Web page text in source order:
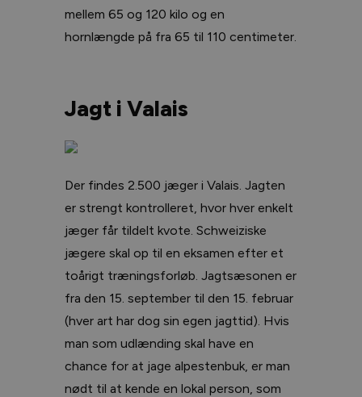
mellem 65 og 120 kilo og en
hornlængde på fra 65 til 110 centimeter.
Jagt i Valais
Der findes 2.500 jæger i Valais. Jagten
er strengt kontrolleret, hvor hver enkelt
jæger får tildelt kvote. Schweiziske
jægere skal op til en eksamen efter et
toårigt træningsforløb. Jagtsæsonen er
fra den 15. september til den 15. februar
(hver art har dog sin egen jagttid). Hvis
man som udlænding skal have en
chance for at jage alpestenbuk, er man
nødt til at kende en lokal person, som